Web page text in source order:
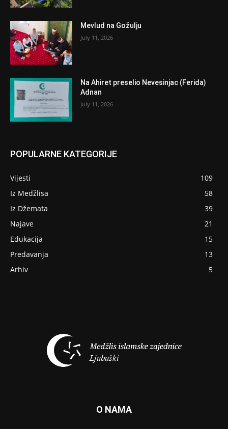
Mevlud na Gožulju
July 11, 2026
Na Ahiret preselio Nevesinjac (Ferida)
Adnan
July 11, 2026
POPULARNE KATEGORIJE
Vijesti
109
Iz Medžlisa
58
Iz Džemata
39
Najave
21
Edukacija
15
Predavanja
13
Arhiv
5
O NAMA